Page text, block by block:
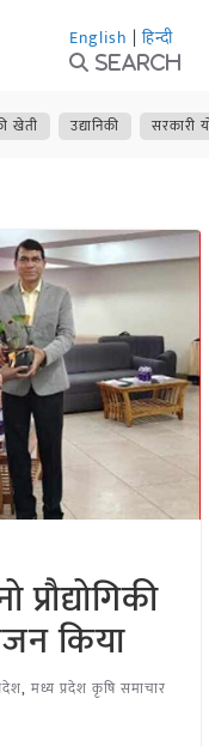
English | हिन्दी
Search
खेती उद्यानिकी सरकारी
किया
, मध्य प्रदेश कृषि समाचार